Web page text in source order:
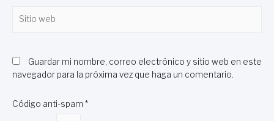
web
Guardar mi nombre, correo electrónico y sitio web en este
navegador para la próxima vez que haga un comentario.
Código anti-spam *